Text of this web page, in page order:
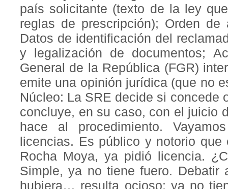
país solicitante (texto de la ley
reglas de prescripción); Orden
Datos de identificación del
y legalización de documentos;
General de la República (FGR)
emite una opinión jurídica (que no
Núcleo: La SRE decide si concede
concluye, en su caso, con el juicio
hace al procedimiento.
licencias. Es público y notorio que
Rocha Moya, ya pidió licencia.
Simple, ya no tiene fuero. Debatir
hubiera… resulta ocioso: ya no